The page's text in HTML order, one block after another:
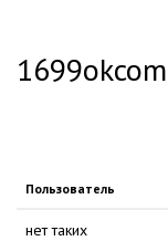
1699okcom
Пользователь
нет таких